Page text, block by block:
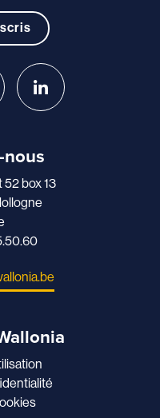
box 13